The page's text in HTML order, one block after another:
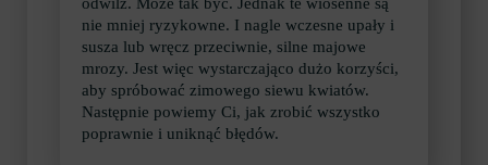
nie mniej ryzykowne. I nagle wczesne upały i
susza lub wręcz przeciwnie, silne majowe
mrozy. Jest więc wystarczająco dużo korzyści,
aby spróbować zimowego siewu kwiatów.
Następnie powiemy Ci, jak zrobić wszystko
poprawnie i uniknąć błędów.